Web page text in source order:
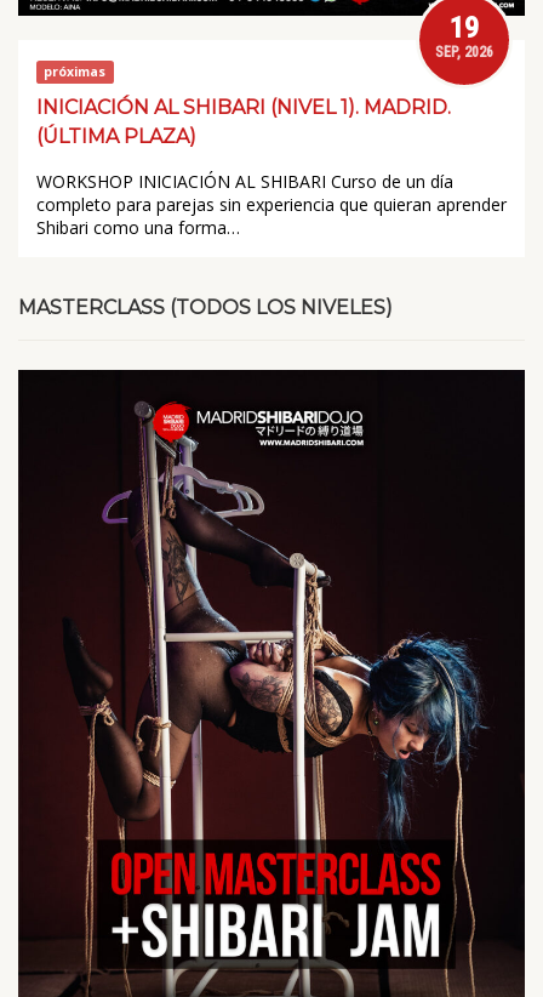
próximas
19
SEP, 2026
INICIACIÓN AL SHIBARI (NIVEL 1). MADRID.
(ÚLTIMA PLAZA)
WORKSHOP INICIACIÓN AL SHIBARI Curso de un día
completo para parejas sin experiencia que quieran aprender
Shibari como una forma…
MASTERCLASS (TODOS LOS NIVELES)